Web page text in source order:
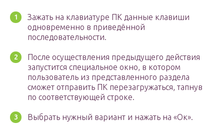
Зажать на клавиатуре ПК данные клавиши
одновременно в приведённой
последовательности.
После осуществления предыдущего действия
запустится специальное окно, в котором
пользователь из представленного раздела
сможет отправить ПК перезагружаться, тапнув
по соответствующей строке.
Выбрать нужный вариант и нажать на «Ок».